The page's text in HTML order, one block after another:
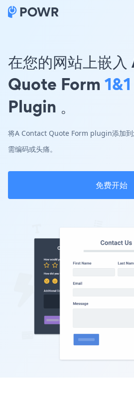
在您的网站上嵌
Quote Form
Plugin 。
将A Contact Quote Form plugin添加
需编码或头痛。
免费开始